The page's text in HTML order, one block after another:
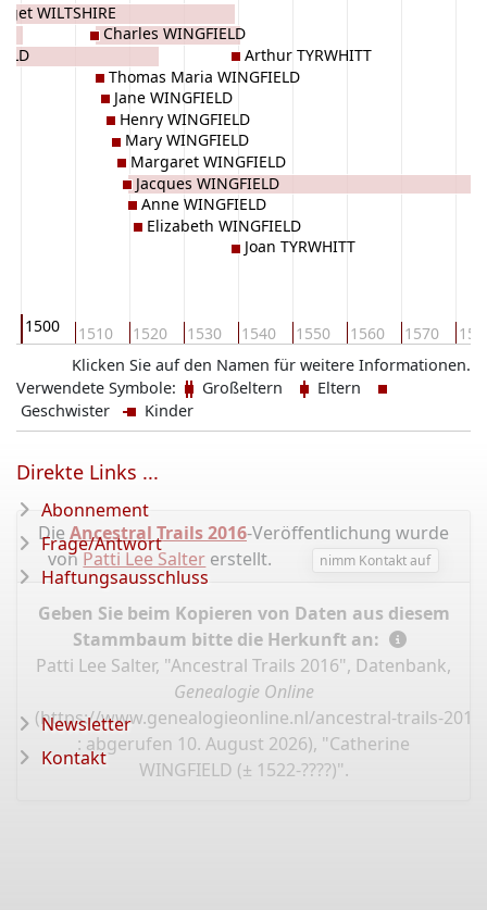
1500 1510 1520 1530 1540 1550 1560 1570
WILTSHIRE
Charles WINGFIELD
Thomas Maria WINGFIELD
Jane WINGFIELD
Henry WINGFIELD
Mary WINGFIELD
Margaret WINGFIELD
Jacques WINGFIELD
Anne WINGFIELD
Elizabeth WINGFIELD
Arthur TYRWHITT
Joan TYRWHITT
Klicken Sie auf den Namen für weitere Informationen.
Verwendete Symbole:
Großeltern
Eltern
Geschwister
Kinder
Die Ancestral Trails 2016-Veröffentlichung wurde
von Patti Lee Salter erstellt. nimm Kontakt auf
Geben Sie beim Kopieren von Daten aus diesem
Stammbaum bitte die Herkunft an:
Patti Lee Salter, "Ancestral Trails 2016", Datenbank,
Genealogie Online
(https://www.genealogieonline.nl/ancestral-trails-
: abgerufen 10. August 2026), "Catherine
WINGFIELD (± 1522-????)".
Direkte Links ...
Abonnement
Frage/Antwort
Haftungsausschluss
Newsletter
Kontakt